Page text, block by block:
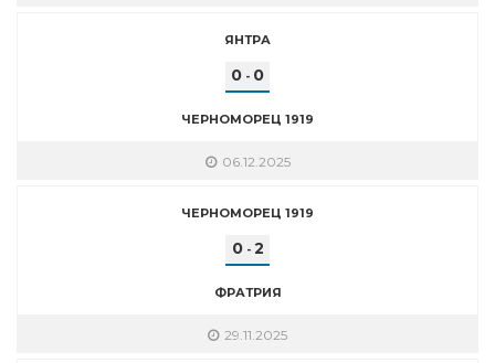
ЯНТРА
0 - 0
ЧЕРНОМОРЕЦ 1919
06.12.2025
ЧЕРНОМОРЕЦ 1919
0- 2
ФРАТРИЯ
29.11.2025